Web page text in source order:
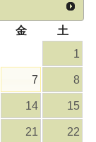
金
土
1
7 8
14 15
21 22